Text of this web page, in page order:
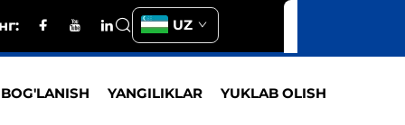
UZ
YANGILIKLAR YUKLAB OLISH